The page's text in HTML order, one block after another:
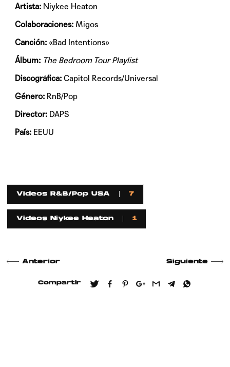
Artista: Niykee Heaton
Colaboraciones: Migos
Canción: «Bad Intentions»
Álbum: The Bedroom Tour Playlist
Discográfica: Capitol Records/Universal
Género: RnB/Pop
Director: DAPS
País: EEUU
Videos R&B/Pop USA 7
Videos Niykee Heaton 1
Anterior Siguiente
Compartir